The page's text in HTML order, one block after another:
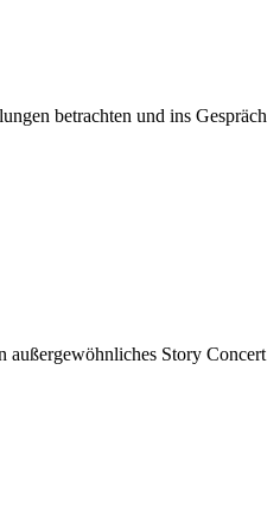
betrachten und ins Gespräch
Story Concert